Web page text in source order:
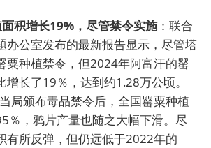
积增长19%，尽管禁令实施：联合
办公室发布的最新报告显示，尽管塔
粟种植禁令，但2024年阿富汗的罂
长了19％，达到约1.28万公顷。
局颁布毒品禁令后，全国罂粟种植
％，鸦片产量也随之大幅下滑。尽
有所反弹，但仍远低于2022年的